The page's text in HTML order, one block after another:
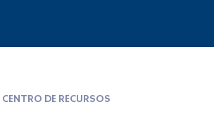
CENTRO DE RECURSOS